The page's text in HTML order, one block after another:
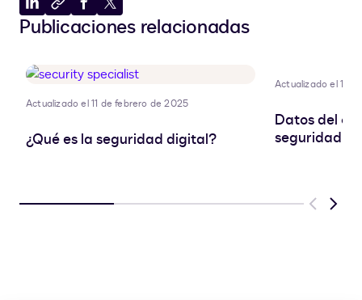
Compartir
en
Copiar
al
Compartir
en
Compartir
en
Publicaciones relacionadas
Actualizado el 11 de febrero de 2025
¿Qué es la seguridad digital?
Actualizado el 11
Datos del
seguridad
Previous
Next